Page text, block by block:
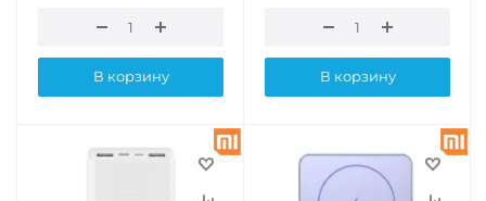
В корзину В корзину